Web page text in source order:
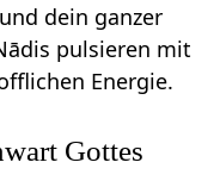
dein ganzer
pulsieren mit
Energie.
Gottes